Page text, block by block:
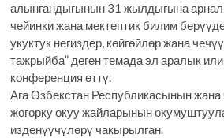
алынгандыгынын 31 жылдыгына
чейинки жана мектептик билим
укуктук негиздер, көйгөйлөр жана
тажрыйба” деген темада эл аралык
конференция өттү.
Ага Өзбекстан Республикасынын жана
жогорку окуу жайларынын
изденүүчүлөрү чакырылган.